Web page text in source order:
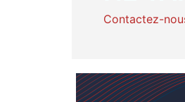
Contactez-